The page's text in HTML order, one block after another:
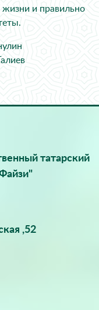
и правильно
татарский
,52